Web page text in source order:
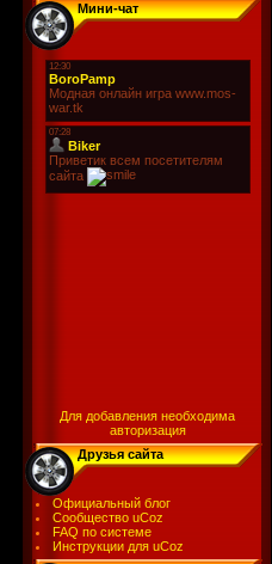
Мини-чат
Для добавления необходима
авторизация
Друзья сайта
Официальный блог
Сообщество uCoz
FAQ по системе
Инструкции для uCoz